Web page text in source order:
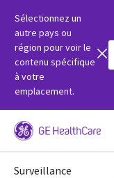
Sélectionnez un
autre pays ou
région pour voir le
contenu spécifique
à votre
emplacement.
Surveillance